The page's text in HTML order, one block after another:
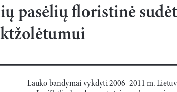
pasėlių floristinė
Lauko bandymai vykdyti 2006–2011 m.